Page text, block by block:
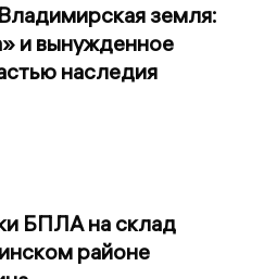
земля:
и вынужденное
наследия
БПЛА на склад
районе